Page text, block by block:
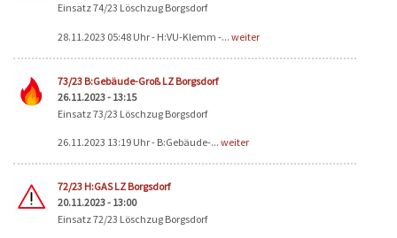
Einsatz 74/23 Löschzug Borgsdorf
28.11.2023 05:48 Uhr - H:VU-Klemm -... weiter
73/23 B:Gebäude-Groß LZ Borgsdorf
26.11.2023 - 13:15
Einsatz 73/23 Löschzug Borgsdorf
26.11.2023 13:19 Uhr - B:Gebäude-... weiter
72/23 H:GAS LZ Borgsdorf
20.11.2023 - 13:00
Einsatz 72/23 Löschzug Borgsdorf